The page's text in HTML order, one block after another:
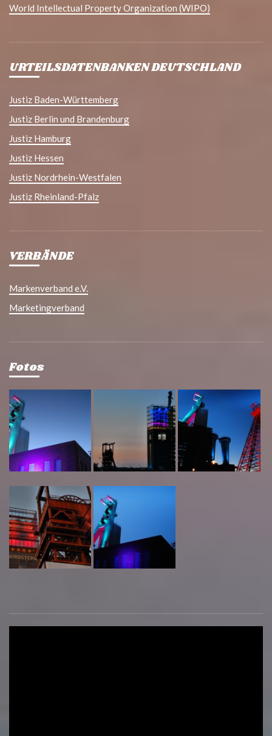
World Intellectual Property Organization (WIPO)
URTEILSDATENBANKEN DEUTSCHLAND
Justiz Baden-Württemberg
Justiz Berlin und Brandenburg
Justiz Hamburg
Justiz Hessen
Justiz Nordrhein-Westfalen
Justiz Rheinland-Pfalz
VERBÄNDE
Markenverband e.V.
Marketingverband
Fotos